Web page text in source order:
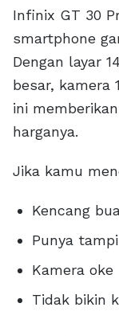
Infinix GT 30
smartphone
Dengan layar
besar, kamera
ini
harganya.
Jika kamu
Kencang
Punya
Kamera oke
Tidak bikin